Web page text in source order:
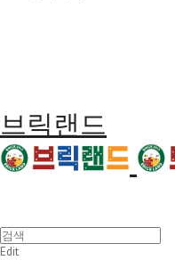
브릭랜드
Edit